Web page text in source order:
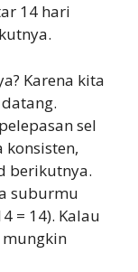
14 hari
Karena kita
sel
berikutnya.
suburmu
= 14). Kalau